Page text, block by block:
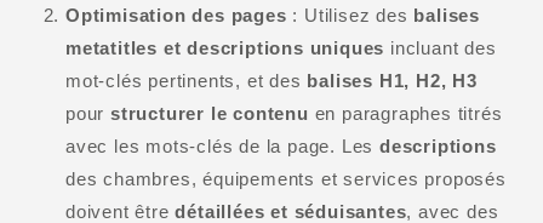
Optimisation des pages : Utilisez des balises
metatitles et descriptions uniques incluant des
mot-clés pertinents, et des balises H1, H2, H3
pour structurer le contenu en paragraphes titrés
avec les mots-clés de la page. Lesdescriptions
des chambres, équipements et services proposés
doivent êtredétaillées et séduisantes, avec des